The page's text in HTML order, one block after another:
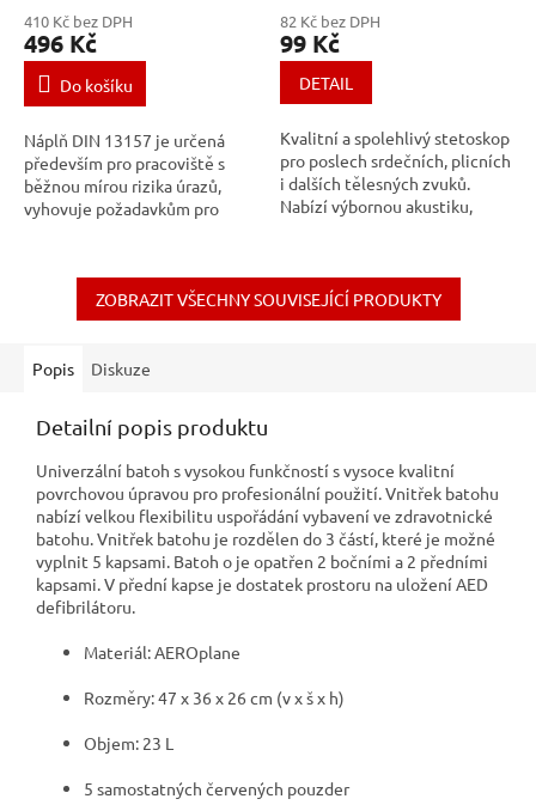
410 Kč bez DPH
496 Kč
Do košíku
Náplň DIN 13157 je určená
především pro pracoviště s
běžnou mírou rizika úrazů,
vyhovuje požadavkům pro
např.kanceláře,...
82 Kč bez DPH
99 Kč
DETAIL
Kvalitní a spolehlivý stetoskop
pro poslech srdečních, plicních
i dalších tělesných zvuků.
Nabízí výbornou akustiku,
ušním...
ZOBRAZIT VŠECHNY SOUVISEJÍCÍ PRODUKTY
Popis Diskuze
Detailní popis produktu
Univerzální batoh s vysokou funkčností s vysoce kvalitní
povrchovou úpravou pro profesionální použití. Vnitřek batohu
nabízí velkou flexibilitu uspořádání vybavení ve zdravotnické
batohu. Vnitřek batohu je rozdělen do 3 částí, které je možné
vyplnit 5 kapsami. Batoh o je opatřen 2 bočními a 2 předními
kapsami. V přední kapse je dostatek prostoru na uložení AED
defibrilátoru.
Materiál: AEROplane
Rozměry: 47 x 36 x 26 cm (v x š x h)
Objem: 23 L
5 samostatných červených pouzder